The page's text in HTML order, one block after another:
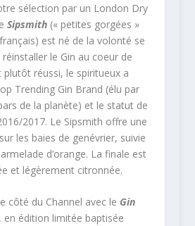
sélection par un London Dry
Sipsmith(« petites gorgées »
est né de la volonté se
le Gin au coeur de
plutôt réussi, le spiritueux a
Trending Gin Brand (élu par
de la planète) et le statut de
2017. Le Sipsmith offre une
les baies de genévrier, suivie
d’orange. La finale est
et légèrement citronnée.
côté du Channel avec le Gin
en édition limitée baptisée